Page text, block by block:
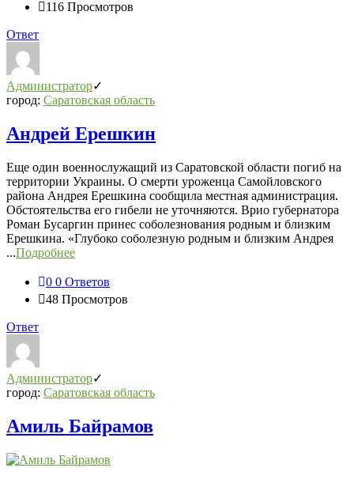
116 Просмотров
Ответ
Администратор
город: Саратовская область
Андрей Ерешкин
Еще один военнослужащий из Саратовской области погиб на
территории Украины. О смерти уроженца Самойловского
района Андрея Ерешкина сообщила местная администрация.
Обстоятельства его гибели не уточняются. Врио губернатора
Роман Бусаргин принес соболезнования родным и близким
Ерешкина. «Глубоко соболезную родным и близким Андрея
...Подробнее
0 0 Ответов
48 Просмотров
Ответ
Администратор
город: Саратовская область
Амиль Байрамов